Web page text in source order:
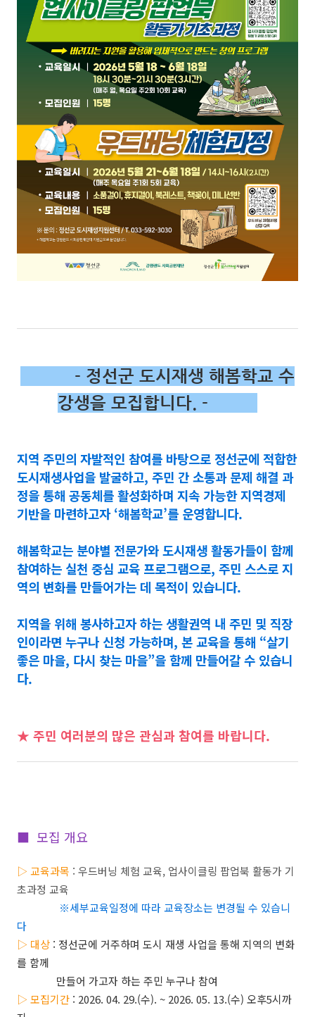
- 정선군 도시재생 해봄학교 수
강생을 모집합니다. -
지역 주민의 자발적인 참여를 바탕으로 정선군에 적합한
도시재생사업을 발굴하고, 주민 간 소통과 문제 해결 과
정을 통해 공동체를 활성화하며 지속 가능한 지역경제
기반을 마련하고자 ‘해봄학교’를 운영합니다.
해봄학교는 분야별 전문가와 도시재생 활동가들이 함께
참여하는 실천 중심 교육 프로그램으로, 주민 스스로 지
역의 변화를 만들어가는 데 목적이 있습니다.
지역을 위해 봉사하고자 하는 생활권역 내 주민 및 직장
인이라면 누구나 신청 가능하며, 본 교육을 통해 “살기
좋은 마을, 다시 찾는 마을”을 함께 만들어갈 수 있습니
다.
★ 주민 여러분의 많은 관심과 참여를 바랍니다.
■ 모집 개요
▷ 교육과목 : 우드버닝 체험 교육, 업사이클링 팝업북 활동가 기
초과정 교육
※세부교육일정에 따라 교육장소는 변경될 수 있습니
다
▷ 대상 : 정선군에 거주하며 도시 재생 사업을 통해 지역의 변화
를 함께
만들어 가고자 하는 주민 누구나 참여
▷ 모집기간 : 2026. 04. 29.(수). ~ 2026. 05. 13.(수) 오후5시까